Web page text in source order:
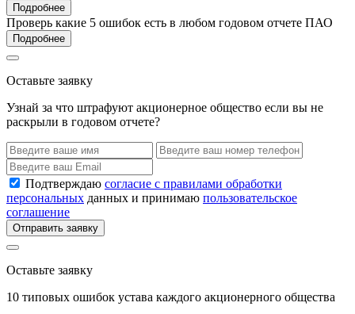
Подробнее
Проверь какие 5 ошибок есть в любом годовом отчете ПАО
Подробнее
Оставьте заявку
Узнай за что штрафуют акционерное общество если вы не
раскрыли в годовом отчете?
Подтверждаю согласие с правилами обработки
персональных данных и принимаю пользовательское
соглашение
Отправить заявку
Оставьте заявку
10 типовых ошибок устава каждого акционерного общества